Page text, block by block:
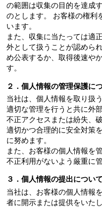
の範囲は収集の目的を達成
のとします。 お客様の権利
います。
また、収集に当たっては適
外として扱うことが認めら
め公表するか、取得後速や
す。
２．個人情報の管理保護に
当社は、個人情報を取り扱
適切な管理を行うと共に外
不正アクセスまたは紛失、
適切かつ合理的に安全対策
に努めます。
また、お客様の個人情報を
不正利用がないよう厳重に
３．個人情報の提出について
当社は、お客様の個人情報
者に開示または提供をいた